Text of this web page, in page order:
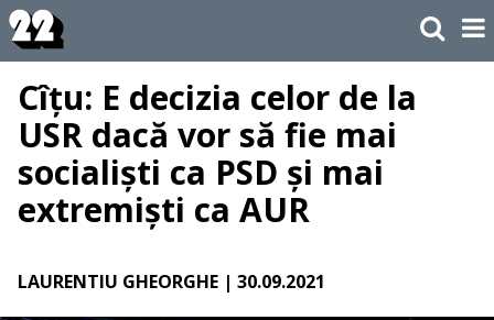
Cîțu: E decizia celor de la
USR dacă vor să fie mai
socialiști ca PSD și mai
extremiști ca AUR
LAURENTIU GHEORGHE | 30.09.2021